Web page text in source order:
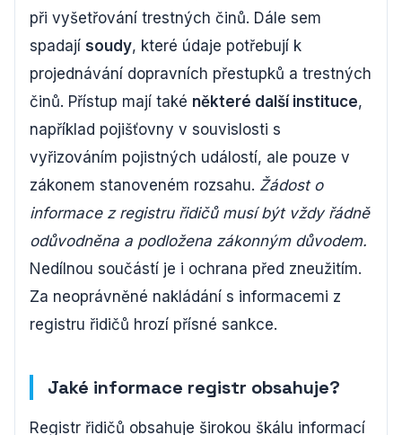
při vyšetřování trestných činů. Dále sem
spadají soudy, které údaje potřebují k
projednávání dopravních přestupků a trestných
činů. Přístup mají také některé další instituce,
například pojišťovny v souvislosti s
vyřizováním pojistných událostí, ale pouze v
zákonem stanoveném rozsahu. Žádost o
informace z registru řidičů musí být vždy řádně
odůvodněna a podložena zákonným důvodem.
Nedílnou součástí je i ochrana před zneužitím.
Za neoprávněné nakládání s informacemi z
registru řidičů hrozí přísné sankce.
Jaké informace registr obsahuje?
Registr řidičů obsahuje širokou škálu informací